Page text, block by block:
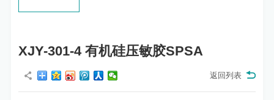
XJY-301-4 有机硅压敏胶SPSA
返回列表